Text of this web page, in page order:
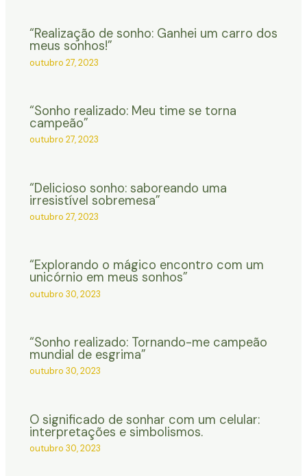
“Realização de sonho: Ganhei um carro dos
meus sonhos!”
outubro 27, 2023
“Sonho realizado: Meu time se torna
campeão”
outubro 27, 2023
“Delicioso sonho: saboreando uma
irresistível sobremesa”
outubro 27, 2023
“Explorando o mágico encontro com um
unicórnio em meus sonhos”
outubro 30, 2023
“Sonho realizado: Tornando-me campeão
mundial de esgrima”
outubro 30, 2023
O significado de sonhar com um celular:
interpretações e simbolismos.
outubro 30, 2023